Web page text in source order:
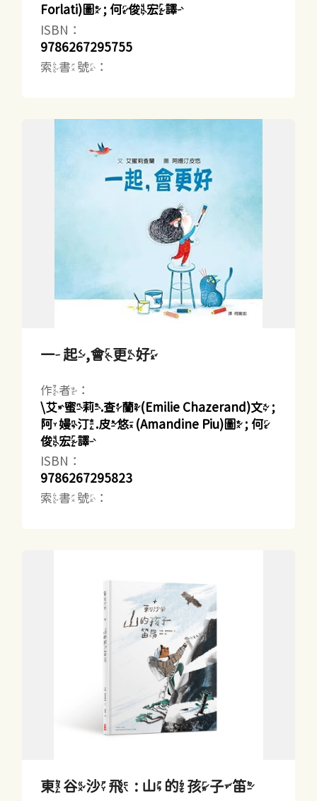
Forlati)圖 ; 何俊宏譯
ISBN：
9786267295755
索書號：
一起,會更好
作者：
\艾蜜莉.查蘭(Emilie Chazerand)文 ;
阿嫚汀.皮悠(Amandine Piu)圖 ; 何
俊宏譯
ISBN：
9786267295823
索書號：
東谷沙飛 : 山的孩子笛